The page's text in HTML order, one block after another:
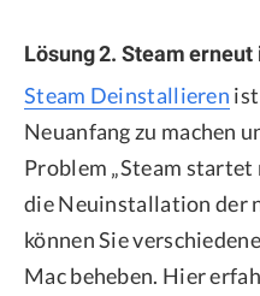
Lösung 2. Steam
Steam Deinstallieren
Neuanfang zu machen
Problem „Steam startet
die Neuinstallation der
können Sie
Mac beheben. Hier